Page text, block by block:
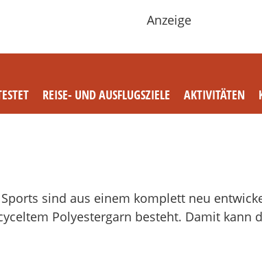
Anzeige
REISE- UND AUSFLUGSZIELE AKTIVITÄTEN
sind aus einem komplett neu
Polyestergarn besteht. Damit kann